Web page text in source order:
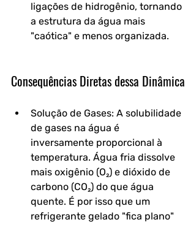
ligações de hidrogênio, tornando
a estrutura da água mais
"caótica" e menos organizada.
Consequências Diretas dessa Dinâmica
Solução de Gases: A solubilidade
de gases na água é
inversamente proporcional à
temperatura. Água fria dissolve
mais oxigênio (O₂) e dióxido de
carbono (CO₂) do que água
quente. É por isso que um
refrigerante gelado "fica plano"